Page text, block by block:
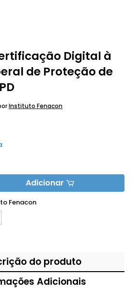
Digital à
de Proteção de
Instituto Fenacon
Adicionar
Fenacon
do produto
Adicionais